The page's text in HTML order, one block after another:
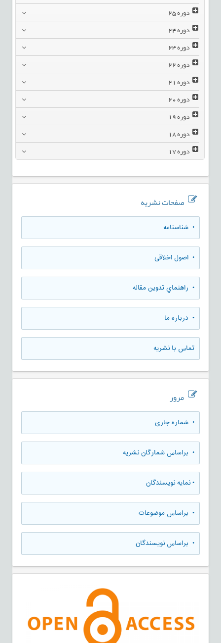
دوره25
دوره24
دوره23
دوره22
دوره21
دوره20
دوره19
دوره18
دوره17
صفحات نشریه
• شناسنامه
• اصول اخلاقی
• راهنماي تدوين مقاله
• درباره ما
تماس با نشریه
مرور
• شماره جاری
• براساس شمارگان نشریه
•نمایه نویسندگان
• براساس موضوعات
• براساس نویسندگان